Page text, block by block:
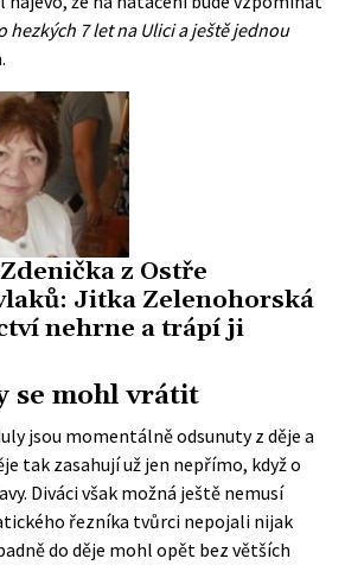
hezkých 7 let na Ulici a ještě jednou
z Ostře
Jitka Zelenohorská
nehrne a trápí ji
se mohl vrátit
jsou momentálně odsunuty z děje a
tak zasahují už jen nepřímo, když o
Diváci však možná ještě nemusí
řezníka tvůrci nepojali nijak
do děje mohl opět bez větších